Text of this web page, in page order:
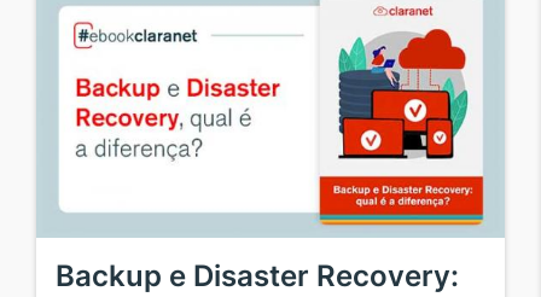
Backup e Disaster Recovery: